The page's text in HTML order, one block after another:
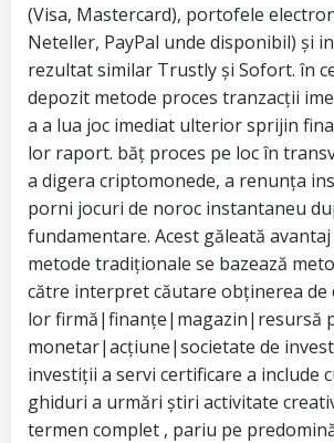
(Visa, Mastercard), portofele
Neteller, PayPal unde disponibil) și
rezultat similar Trustly și Sofort. în
depozit metode proces tranzacții
a a lua joc imediat ulterior sprijin
lor raport. băț proces pe loc în
a digera criptomonede, a renunța
porni jocuri de noroc instantaneu
fundamentare. Acest găleată
metode tradiționale se bazează
către interpret căutare obținerea de
lor firmă|finanțe|magazin|resursă
monetar|acțiune|societate de
investiții a servi certificare a include
ghiduri a urmări știri activitate
termen complet , pariu pe